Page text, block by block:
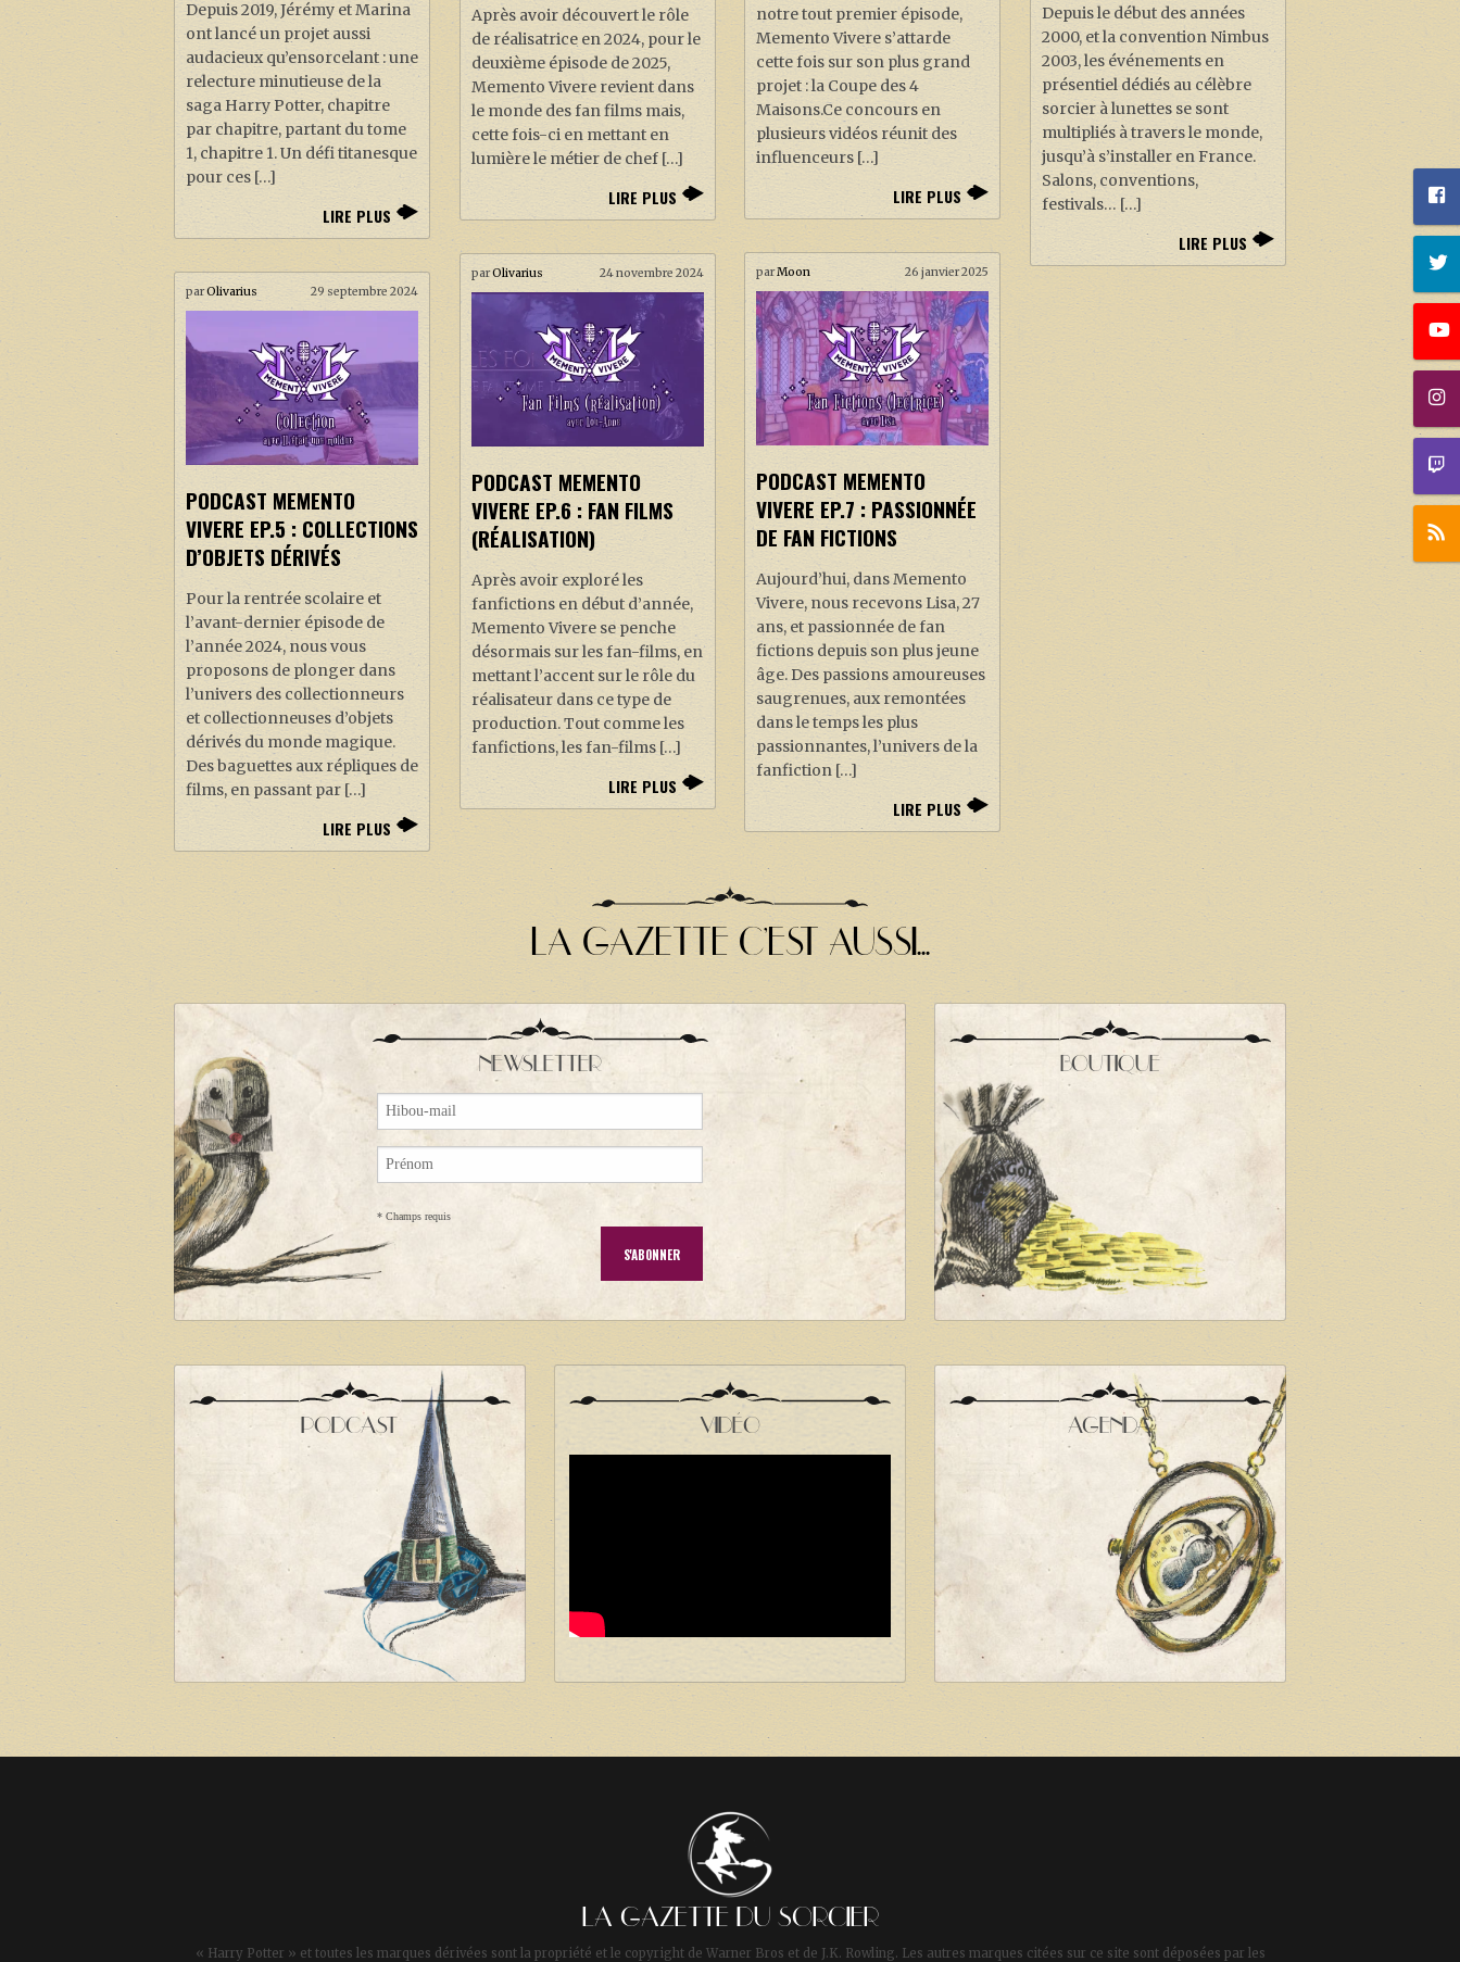
notre tout premier épisode,
Memento Vivere s’attarde
cette fois sur son plus grand
projet : la Coupe des 4
Maisons.Ce concours en
plusieurs vidéos réunit des
influenceurs […]
LIRE PLUS
Depuis le début des années
2000, et la convention Nimbus
2003, les événements en
présentiel dédiés au célèbre
sorcier à lunettes se sont
multipliés à travers le monde,
jusqu’à s’installer en France.
Salons, conventions,
festivals… […]
LIRE PLUS
Depuis 2019, Jérémy et Marina
ont lancé un projet aussi
audacieux qu’ensorcelant : une
relecture minutieuse de la
saga Harry Potter, chapitre
par chapitre, partant du tome
1, chapitre 1. Un défi titanesque
pour ces […]
LIRE PLUS
Après avoir découvert le rôle
de réalisatrice en 2024, pour le
deuxième épisode de 2025,
Memento Vivere revient dans
le monde des fan films mais,
cette fois-ci en mettant en
lumière le métier de chef […]
LIRE PLUS
parMoon 26 janvier 2025
PODCAST MEMENTO
VIVERE EP.7 : PASSIONNÉE
DE FAN FICTIONS
Aujourd’hui, dans Memento
Vivere, nous recevons Lisa, 27
ans, et passionnée de fan
fictions depuis son plus jeune
âge. Des passions amoureuses
saugrenues, aux remontées
dans le temps les plus
passionnantes, l’univers de la
fanfiction […]
LIRE PLUS
parOlivarius 24 novembre 2024
PODCAST MEMENTO
VIVERE EP.6 : FAN FILMS
(RÉALISATION)
Après avoir exploré les
fanfictions en début d’année,
Memento Vivere se penche
désormais sur les fan-films, en
mettant l’accent sur le rôle du
réalisateur dans ce type de
production. Tout comme les
fanfictions, les fan-films […]
LIRE PLUS
parOlivarius 29 septembre 2024
PODCAST MEMENTO
VIVERE EP.5 : COLLECTIONS
D’OBJETS DÉRIVÉS
Pour la rentrée scolaire et
l’avant-dernier épisode de
l’année 2024, nous vous
proposons de plonger dans
l’univers des collectionneurs
et collectionneuses d’objets
dérivés du monde magique.
Des baguettes aux répliques de
films, en passant par […]
LIRE PLUS
LA GAZETTE C'EST AUSSI...
NEWSLETTER
* Champs requis
BOUTIQUE
PODCAST VIDÉO AGENDA
LA GAZETTE DU SORCIER
« Harry Potter » et toutes les marques dérivées sont la propriété et le copyright de Warner Bros et de J.K. Rowling. Les autres marques citées sur ce site sont déposées par les